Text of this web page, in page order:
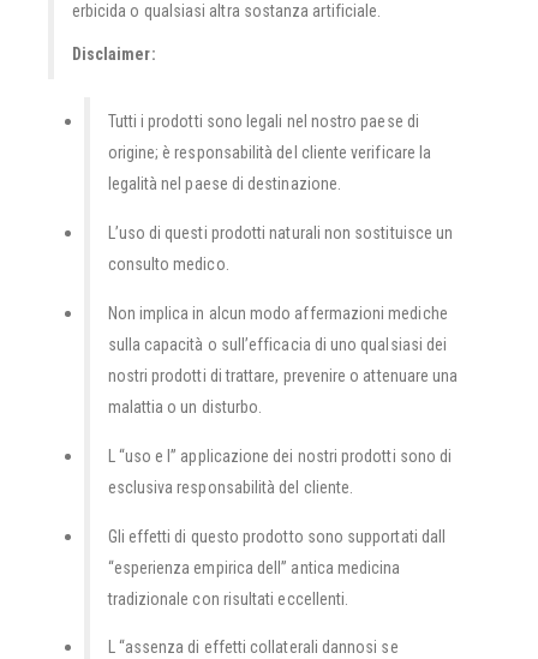
erbicida o qualsiasi altra sostanza artificiale.
Disclaimer:
Tutti i prodotti sono legali nel nostro paese di
origine; è responsabilità del cliente verificare la
legalità nel paese di destinazione.
L’uso di questi prodotti naturali non sostituisce un
consulto medico.
Non implica in alcun modo affermazioni mediche
sulla capacità o sull’efficacia di uno qualsiasi dei
nostri prodotti di trattare, prevenire o attenuare una
malattia o un disturbo.
L “uso e l” applicazione dei nostri prodotti sono di
esclusiva responsabilità del cliente.
Gli effetti di questo prodotto sono supportati dall
“esperienza empirica dell” antica medicina
tradizionale con risultati eccellenti.
L “assenza di effetti collaterali dannosi se